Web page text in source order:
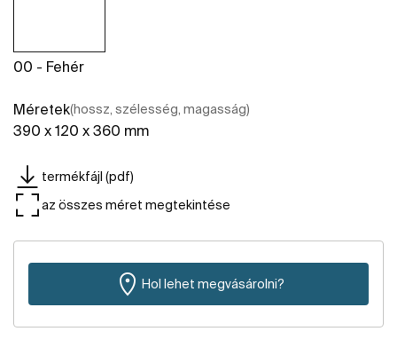
00 - Fehér
Méretek(hossz, szélesség, magasság)
390 x 120 x 360 mm
termékfájl (pdf)
az összes méret megtekintése
Hol lehet megvásárolni?